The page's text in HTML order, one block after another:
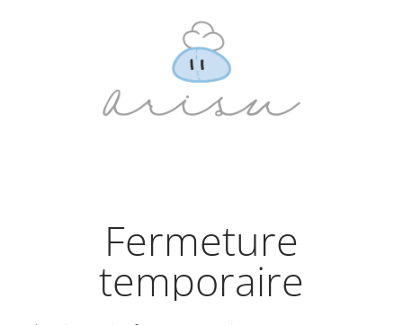
Fermeture
temporaire